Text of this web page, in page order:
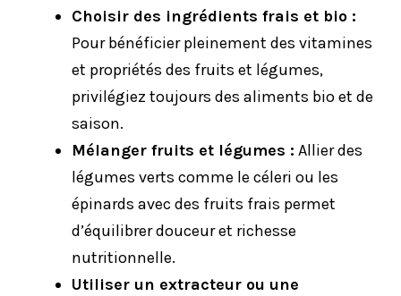
Choisir des ingrédients frais et bio :
Pour bénéficier pleinement des vitamines
et propriétés des fruits et légumes,
privilégiez toujours des aliments bio et de
saison.
Mélanger fruits et légumes : Allier des
légumes verts comme le céleri ou les
épinards avec des fruits frais permet
d’équilibrer douceur et richesse
nutritionnelle.
Utiliser un extracteur ou une